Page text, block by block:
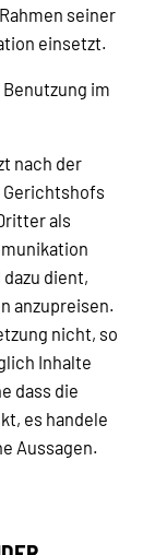
seiner
einsetzt.
Benutzung im
nach der
als
dient,
anzupreisen.
nicht, so
Inhalte
dass die
es handele
Aussagen.